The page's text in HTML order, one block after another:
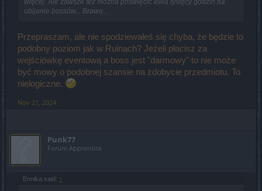
więcej. Ale zawsze też można poświęcić kilka tysięcy godzin na
ubijanie bossów... Brawo...
Przepraszam, ale nie spodziewałeś się chyba, że będzie to
podobny poziom jak w Ruinach? Jeżeli płacisz za
wejściówkę eventową a boss jest "darmowy" to nie może
być mowy o podobnej szansie na zdobycie przedmiotu. To
nielogiczne.
Nov 21, 2024
Punk77
Forum Apprentice
Ennika said: ↑